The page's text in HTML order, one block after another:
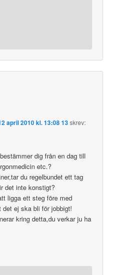
april 2010 kl. 13:08 13skrev:
dig från en dag till
etc.?
du regelbundet ett tag
det inte konstigt?
ligga ett steg före med
det ej ska bli för jobbigt!
kring detta,du verkar ju ha